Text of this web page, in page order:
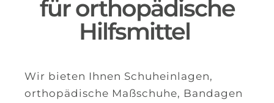
für orthopädische
Hilfsmittel
Wir bieten Ihnen Schuheinlagen,
orthopädische Maßschuhe, Bandagen